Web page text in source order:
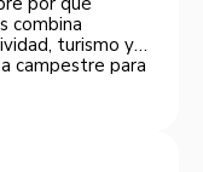
combina
turismo y
campestre para